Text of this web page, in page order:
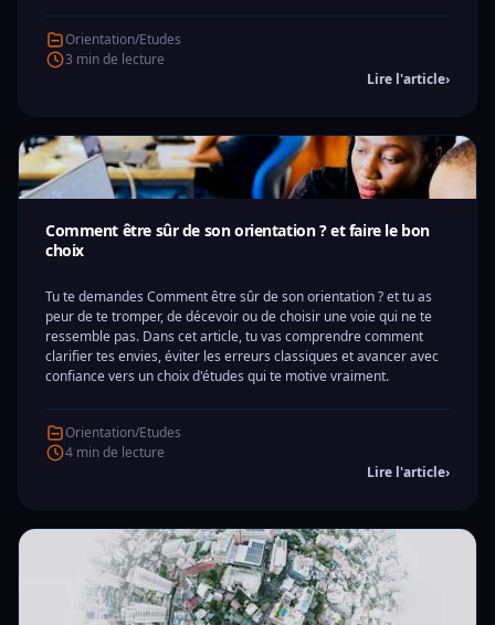
Orientation/Etudes
3 min de lecture
Lire l'article›
Comment être sûr de son orientation ? et faire le bon
choix
Tu te demandes Comment être sûr de son orientation ? et tu as
peur de te tromper, de décevoir ou de choisir une voie qui ne te
ressemble pas. Dans cet article, tu vas comprendre comment
clarifier tes envies, éviter les erreurs classiques et avancer avec
confiance vers un choix d'études qui te motive vraiment.
Orientation/Etudes
4 min de lecture
Lire l'article›